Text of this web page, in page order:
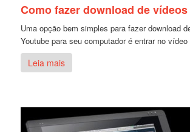
Como fazer download de
Uma opção bem simples para fazer download
Youtube para seu computador é entrar no
Leia mais